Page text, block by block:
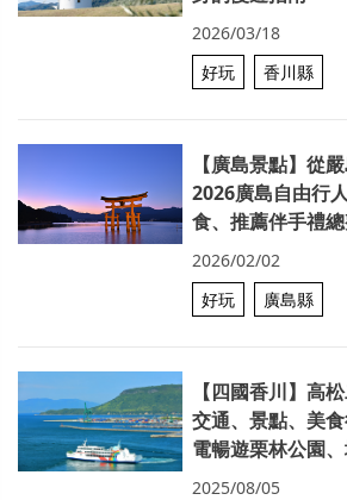
2026/03/18
好玩
香川縣
【廣島景點】從
2026廣島自由行
食、推薦伴手禮
2026/02/02
好玩
廣島縣
【四國香川】高
交通、景點、美
電暢遊栗林公園
2025/08/05